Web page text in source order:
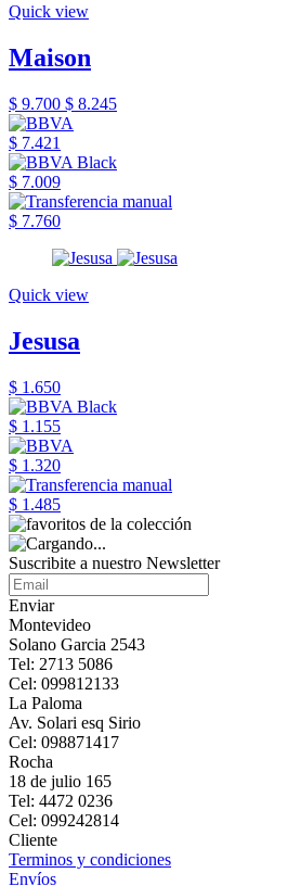
Quick view
Maison
$ 9.700 $ 8.245
$ 7.421
$ 7.009
$ 7.760
Quick view
Jesusa
$ 1.650
$ 1.155
$ 1.320
$ 1.485
Suscribite a nuestro Newsletter
Enviar
Montevideo
Solano Garcia 2543
Tel: 2713 5086
Cel: 099812133
La Paloma
Av. Solari esq Sirio
Cel: 098871417
Rocha
18 de julio 165
Tel: 4472 0236
Cel: 099242814
Cliente
Terminos y condiciones
Envíos